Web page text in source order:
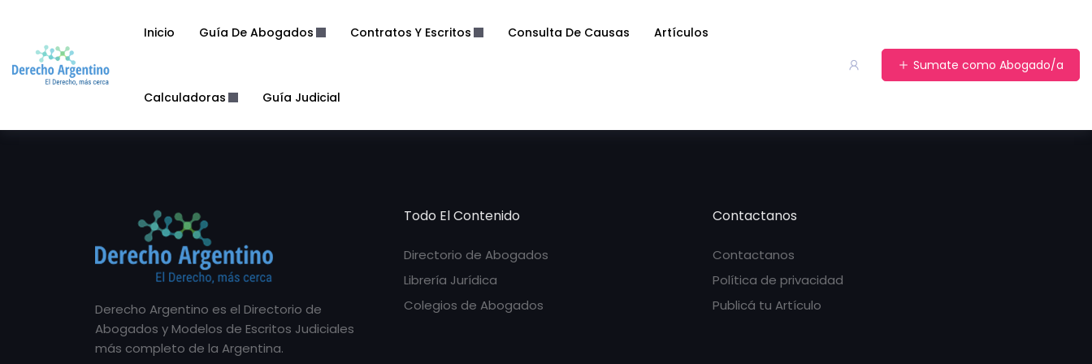
Inicio Guía De Abogados Contratos Y Escritos Consulta De Causas Artículos
Calculadoras Guía Judicial
Sumate como Abogado/a
Derecho Argentino es el Directorio de
Abogados y Modelos de Escritos Judiciales
más completo de la Argentina.
Todo El Contenido
Directorio de Abogados
Librería Jurídica
Colegios de Abogados
Contactanos
Contactanos
Política de privacidad
Publicá tu Artículo